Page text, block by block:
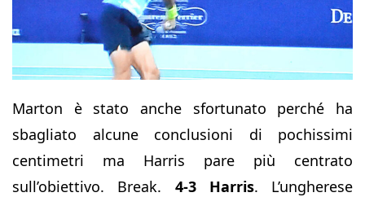
Marton è stato anche sfortunato perché ha
sbagliato alcune conclusioni di pochissimi
centimetri ma Harris pare più centrato
sull’obiettivo. Break. 4-3 Harris. L’ungherese